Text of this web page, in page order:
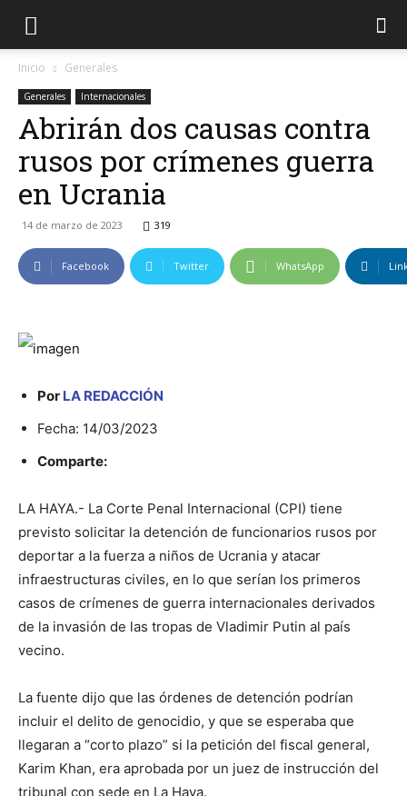
Inicio Generales
Generales Internacionales
Abrirán dos causas contra
rusos por crímenes guerra
en Ucrania
14 de marzo de 2023 319
Facebook Twitter WhatsApp
Por LA REDACCIÓN
Fecha: 14/03/2023
Comparte:
LA HAYA.- La Corte Penal Internacional (CPI) tiene
previsto solicitar la detención de funcionarios rusos por
deportar a la fuerza a niños de Ucrania y atacar
infraestructuras civiles, en lo que serían los primeros
casos de crímenes de guerra internacionales derivados
de la invasión de las tropas de Vladimir Putin al país
vecino.
La fuente dijo que las órdenes de detención podrían
incluir el delito de genocidio, y que se esperaba que
llegaran a “corto plazo” si la petición del fiscal general,
Karim Khan, era aprobada por un juez de instrucción del
tribunal con sede en La Haya.